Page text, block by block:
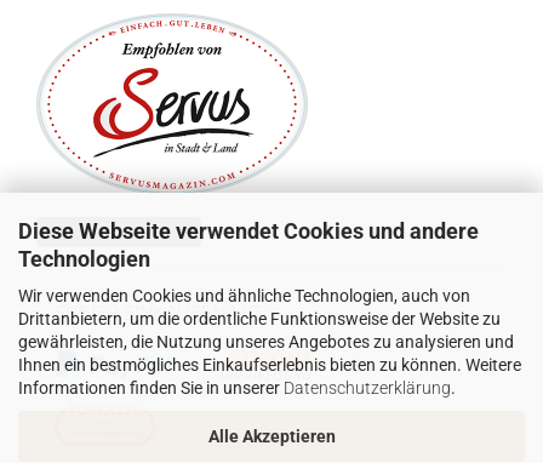
Diese Webseite verwendet Cookies und andere
Technologien
Wir verwenden Cookies und ähnliche Technologien, auch von
Drittanbietern, um die ordentliche Funktionsweise der Website zu
gewährleisten, die Nutzung unseres Angebotes zu analysieren und
Ihnen ein bestmögliches Einkaufserlebnis bieten zu können. Weitere
Informationen finden Sie in unserer Datenschutzerklärung.
Alle Akzeptieren
Vertrag widerrufen
SICHER EINKAUFEN MIT: